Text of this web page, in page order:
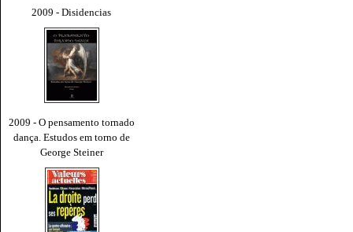
2009 - Disidencias
2009 - O pensamento tornado
dança. Estudos em torno de
George Steiner